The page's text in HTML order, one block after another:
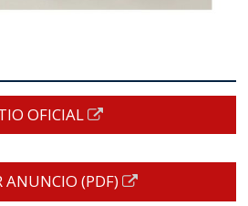
OFICIAL
ANUNCIO (PDF)